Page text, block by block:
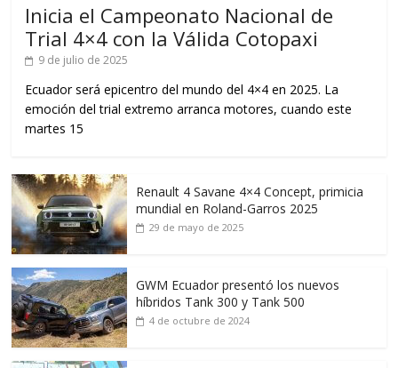
Inicia el Campeonato Nacional de
Trial 4×4 con la Válida Cotopaxi
9 de julio de 2025
Ecuador será epicentro del mundo del 4×4 en 2025. La
emoción del trial extremo arranca motores, cuando este
martes 15
Renault 4 Savane 4×4 Concept, primicia
mundial en Roland-Garros 2025
29 de mayo de 2025
GWM Ecuador presentó los nuevos
híbridos Tank 300 y Tank 500
4 de octubre de 2024